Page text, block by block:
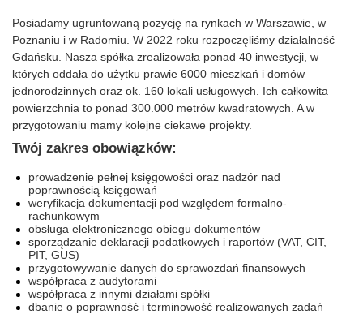
Posiadamy ugruntowaną pozycję na rynkach w Warszawie, w
Poznaniu i w Radomiu. W 2022 roku rozpoczęliśmy działalność
Gdańsku. Nasza spółka zrealizowała ponad 40 inwestycji, w
których oddała do użytku prawie 6000 mieszkań i domów
jednorodzinnych oraz ok. 160 lokali usługowych. Ich całkowita
powierzchnia to ponad 300.000 metrów kwadratowych. A w
przygotowaniu mamy kolejne ciekawe projekty.
Twój zakres obowiązków:
prowadzenie pełnej księgowości oraz nadzór nad
poprawnością księgowań
weryfikacja dokumentacji pod względem formalno-
rachunkowym
obsługa elektronicznego obiegu dokumentów
sporządzanie deklaracji podatkowych i raportów (VAT, CIT,
PIT, GUS)
przygotowywanie danych do sprawozdań finansowych
współpraca z audytorami
współpraca z innymi działami spółki
dbanie o poprawność i terminowość realizowanych zadań